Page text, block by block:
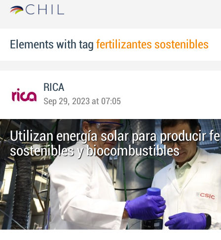
Elements with tag fertilizantes sostenibles
RICA
Sep 29, 2023 at 07:05
Utilizan energía solar para producir
sostenibles y biocombustibles